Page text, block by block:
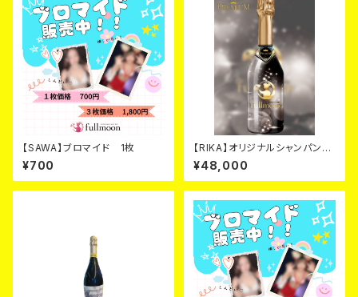
【SAWA】ブロマイド 1枚
¥700
【RIKA】オリジナルシャンパン
ブラック カード
¥48,000